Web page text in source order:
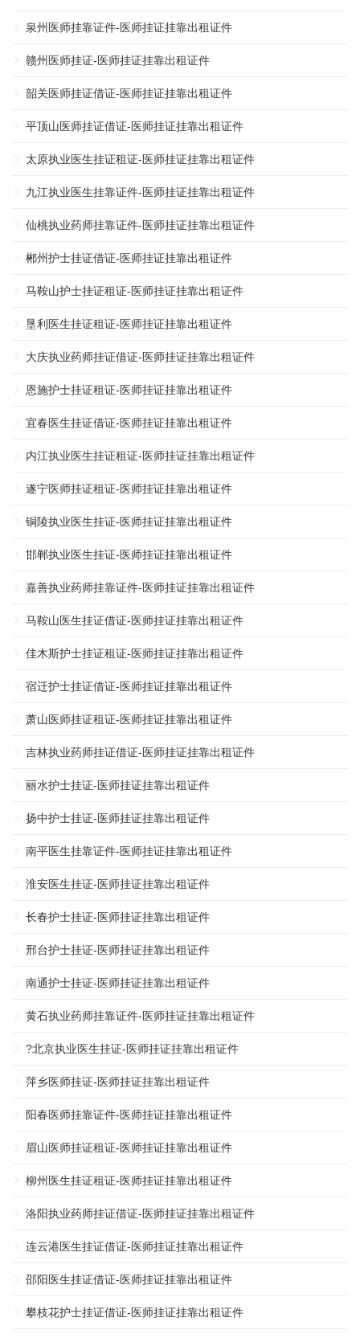
泉州医师挂靠证件-医师挂证挂靠出租证件
赣州医师挂证-医师挂证挂靠出租证件
韶关医师挂证借证-医师挂证挂靠出租证件
平顶山医师挂证借证-医师挂证挂靠出租证件
太原执业医生挂证租证-医师挂证挂靠出租证件
九江执业医生挂靠证件-医师挂证挂靠出租证件
仙桃执业药师挂靠证件-医师挂证挂靠出租证件
郴州护士挂证借证-医师挂证挂靠出租证件
马鞍山护士挂证租证-医师挂证挂靠出租证件
垦利医生挂证租证-医师挂证挂靠出租证件
大庆执业药师挂证借证-医师挂证挂靠出租证件
恩施护士挂证租证-医师挂证挂靠出租证件
宜春医生挂证借证-医师挂证挂靠出租证件
内江执业医生挂证租证-医师挂证挂靠出租证件
遂宁医师挂证租证-医师挂证挂靠出租证件
铜陵执业医生挂证-医师挂证挂靠出租证件
邯郸执业医生挂证-医师挂证挂靠出租证件
嘉善执业药师挂靠证件-医师挂证挂靠出租证件
马鞍山医生挂证借证-医师挂证挂靠出租证件
佳木斯护士挂证租证-医师挂证挂靠出租证件
宿迁护士挂证借证-医师挂证挂靠出租证件
萧山医师挂证租证-医师挂证挂靠出租证件
吉林执业药师挂证借证-医师挂证挂靠出租证件
丽水护士挂证-医师挂证挂靠出租证件
扬中护士挂证-医师挂证挂靠出租证件
南平医生挂靠证件-医师挂证挂靠出租证件
淮安医生挂证-医师挂证挂靠出租证件
长春护士挂证-医师挂证挂靠出租证件
邢台护士挂证-医师挂证挂靠出租证件
南通护士挂证-医师挂证挂靠出租证件
黄石执业药师挂靠证件-医师挂证挂靠出租证件
?北京执业医生挂证-医师挂证挂靠出租证件
萍乡医师挂证-医师挂证挂靠出租证件
阳春医师挂靠证件-医师挂证挂靠出租证件
眉山医师挂证租证-医师挂证挂靠出租证件
柳州医生挂证租证-医师挂证挂靠出租证件
洛阳执业药师挂证借证-医师挂证挂靠出租证件
连云港医生挂证借证-医师挂证挂靠出租证件
邵阳医生挂证借证-医师挂证挂靠出租证件
攀枝花护士挂证借证-医师挂证挂靠出租证件